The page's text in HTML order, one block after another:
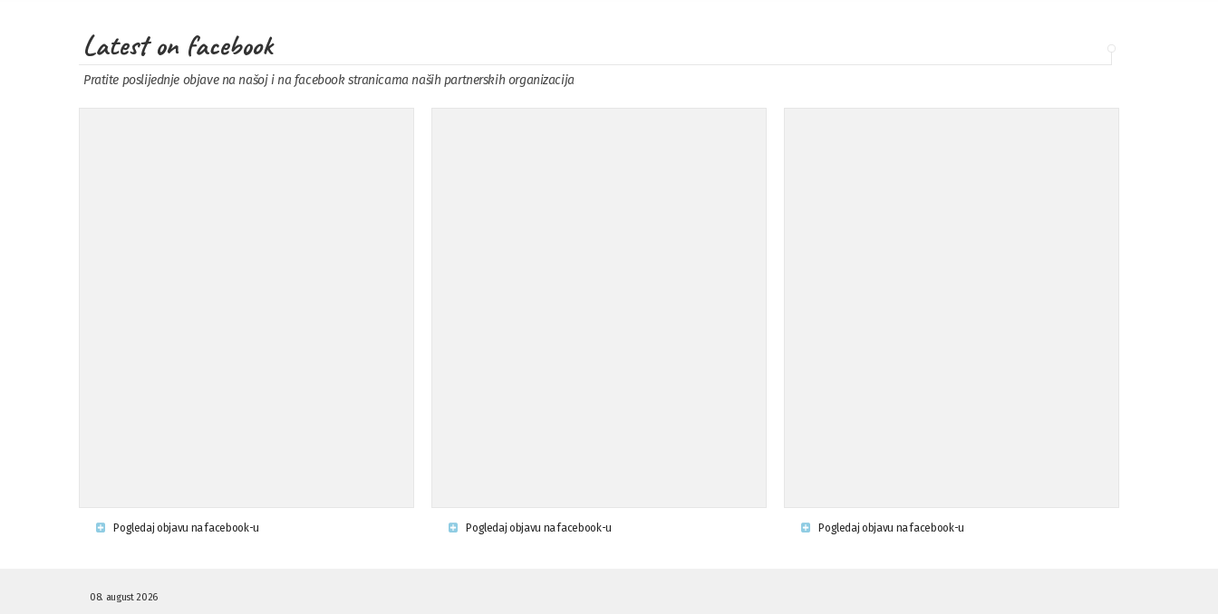
09.11.'15 Osuda incidenta tokom dženaze na Pe ...
Latest on facebook
Pratite poslijednje objave na našoj i na facebook stranicama naših partnerskih organizacija
Pogledaj objavu na facebook-u Pogledaj objavu na facebook-u Pogledaj objavu na facebook-u
08. august 2026